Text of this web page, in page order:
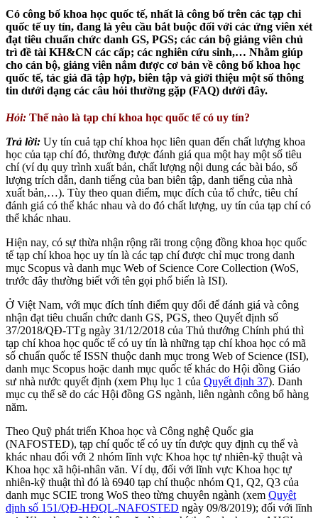
Có công bố khoa học quốc tế, nhất là công bố trên các tạp chi
quốc tế uy tín, đang là yêu cầu bắt buộc đối với các ứng viên xét
đạt tiêu chuẩn chức danh GS, PGS; các cán bộ giảng viên chủ
trì đề tài KH&CN các cấp; các nghiên cứu sinh,… Nhằm giúp
cho cán bộ, giảng viên nắm được cơ bản về công bố khoa học
quốc tế, tác giả đã tập hợp, biên tập và giới thiệu một số thông
tin dưới dạng các câu hỏi thường gặp (FAQ) dưới đây.
Hỏi: Thế nào là tạp chí khoa học quốc tế có uy tín?
Trả lời: Uy tín cuả tạp chí khoa học liên quan đến chất lượng khoa
học của tạp chí đó, thường được đánh giá qua một hay một số tiêu
chí (ví dụ quy trình xuất bản, chất lượng nội dung các bài báo, số
lượng trích dẫn, danh tiếng của ban biên tập, danh tiếng của nhà
xuất bản,…). Tùy theo quan điểm, mục đích của tổ chức, tiêu chí
đánh giá có thể khác nhau và do đó chất lượng, uy tín của tạp chí có
thể khác nhau.
Hiện nay, có sự thừa nhận rộng rãi trong cộng đồng khoa học quốc
tế tạp chí khoa học uy tín là các tạp chí được chỉ mục trong danh
mục Scopus và danh mục Web of Science Core Collection (WoS,
trước đây thường biết với tên gọi phổ biến là ISI).
Ở Việt Nam, với mục đích tính điểm quy đổi để đánh giá và công
nhận đạt tiêu chuẩn chức danh GS, PGS, theo Quyết định số
37/2018/QĐ-TTg ngày 31/12/2018 của Thủ thướng Chính phú thì
tạp chí khoa học quốc tế có uy tín là những tạp chí khoa học có mã
số chuẩn quốc tế ISSN thuộc danh mục trong Web of Science (ISI),
danh mục Scopus hoặc danh mục quốc tế khác do Hội đồng Giáo
sư nhà nước quyết định (xem Phụ lục 1 của Quyết định 37). Danh
mục cụ thể sẽ do các Hội đồng GS ngành, liên ngành công bố hàng
năm.
Theo Quỹ phát triển Khoa học và Công nghệ Quốc gia
(NAFOSTED), tạp chí quốc tế có uy tín được quy định cụ thể và
khác nhau đối với 2 nhóm lĩnh vực Khoa học tự nhiên-kỹ thuật và
Khoa học xã hội-nhân văn. Ví dụ, đối với lĩnh vực Khoa học tự
nhiên-kỹ thuật thì đó là 6940 tạp chí thuộc nhóm Q1, Q2, Q3 của
danh mục SCIE trong WoS theo từng chuyên ngành (xem Quyêt
định số 151/QĐ-HĐQL-NAFOSTED ngày 09/8/2019); đối với lĩnh